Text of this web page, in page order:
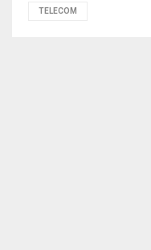
TELECOM